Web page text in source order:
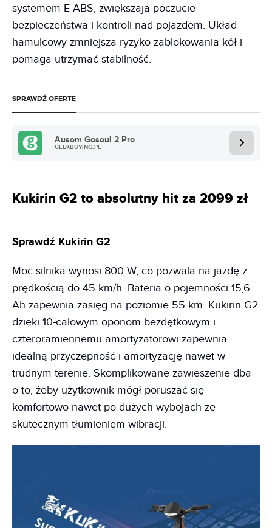
systemem E-ABS, zwiększają poczucie
bezpieczeństwa i kontroli nad pojazdem. Układ
hamulcowy zmniejsza ryzyko zablokowania kół i
pomaga utrzymać stabilność.
SPRAWDŹ OFERTĘ
Ausom Gosoul 2 Pro
GEEKBUYING.PL
Kukirin G2 to absolutny hit za 2099 zł
Sprawdź Kukirin G2
Moc silnika wynosi 800 W, co pozwala na jazdę z
prędkością do 45 km/h. Bateria o pojemności 15,6
Ah zapewnia zasięg na poziomie 55 km. Kukirin G2
dzięki 10-calowym oponom bezdętkowym i
czteroramiennemu amortyzatorowi zapewnia
idealną przyczepność i amortyzację nawet w
trudnym terenie. Skomplikowane zawieszenie dba
o to, żeby użytkownik mógł poruszać się
komfortowo nawet po dużych wybojach ze
skutecznym tłumieniem wibracji.